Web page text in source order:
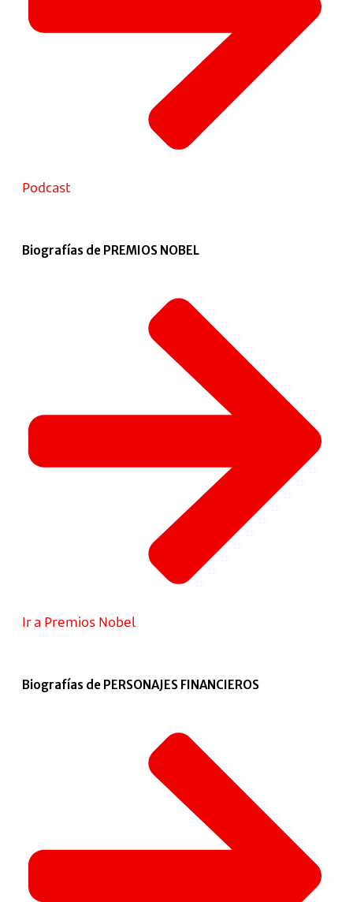
Podcast
Biografías de PREMIOS NOBEL
Ir a Premios Nobel
Biografías de PERSONAJES FINANCIEROS